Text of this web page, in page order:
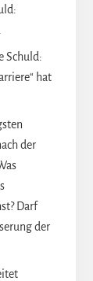
Schuld:
hat
der
Darf
der